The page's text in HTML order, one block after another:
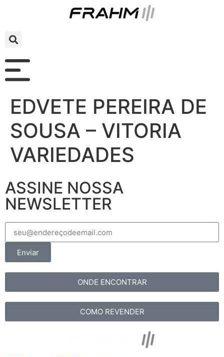
EDVETE PEREIRA DE
SOUSA – VITORIA
VARIEDADES
ASSINE NOSSA
NEWSLETTER
Enviar
ONDE ENCONTRAR
COMO REVENDER